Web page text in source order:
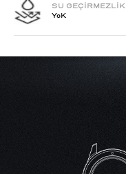
SU GEÇİRMEZLİK
YoK